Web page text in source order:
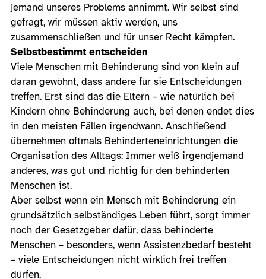
jemand unseres Problems annimmt. Wir selbst sind
gefragt, wir müssen aktiv werden, uns
zusammenschließen und für unser Recht kämpfen.
Selbstbestimmt entscheiden
Viele Menschen mit Behinderung sind von klein auf
daran gewöhnt, dass andere für sie Entscheidungen
treffen. Erst sind das die Eltern – wie natürlich bei
Kindern ohne Behinderung auch, bei denen endet dies
in den meisten Fällen irgendwann. Anschließend
übernehmen oftmals Behinderteneinrichtungen die
Organisation des Alltags: Immer weiß irgendjemand
anderes, was gut und richtig für den behinderten
Menschen ist.
Aber selbst wenn ein Mensch mit Behinderung ein
grundsätzlich selbständiges Leben führt, sorgt immer
noch der Gesetzgeber dafür, dass behinderte
Menschen – besonders, wenn Assistenzbedarf besteht
– viele Entscheidungen nicht wirklich frei treffen
dürfen.